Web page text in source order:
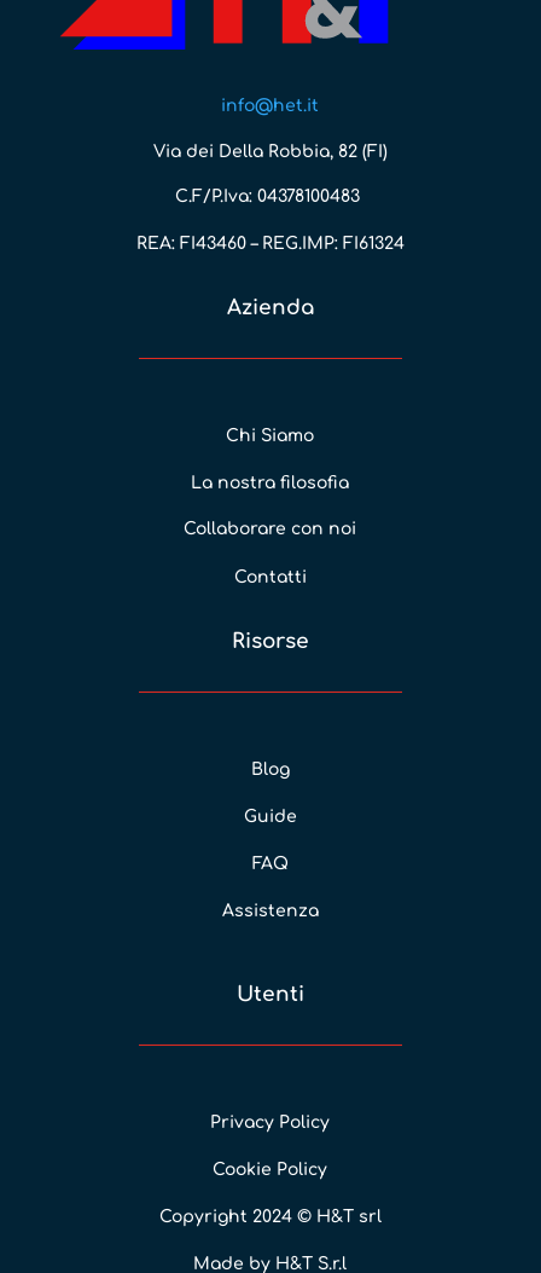
info@het.it
Via dei Della Robbia, 82 (FI)
C.F/P.Iva: 04378100483
REA: FI43460 – REG.IMP: FI61324
Azienda
Chi Siamo
La nostra filosofia
Collaborare con noi
Contatti
Risorse
Blog
Guide
FAQ
Assistenza
Utenti
Privacy Policy
Cookie Policy
Copyright 2024 © H&T srl
Made by H&T S.r.l